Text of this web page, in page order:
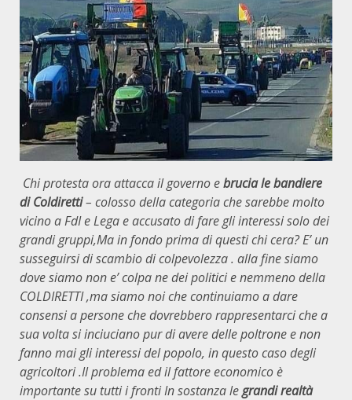
Chi protesta ora attacca il governo ebrucia le bandiere
di Coldiretti– colosso della categoria che sarebbe molto
vicino a FdI e Lega e accusato di fare gli interessi solo dei
grandi gruppi,Ma in fondo prima di questi chi cera? E’ un
susseguirsi di scambio di colpevolezza . alla fine siamo
dove siamo non e’ colpa ne dei politici e nemmeno della
COLDIRETTI ,ma siamo noi che continuiamo a dare
consensi a persone che dovrebbero rappresentarci che a
sua volta si inciuciano pur di avere delle poltrone e non
fanno mai gli interessi del popolo, in questo caso degli
agricoltori .Il problema ed il fattore economico è
importante su tutti i fronti In sostanza legrandi realtà